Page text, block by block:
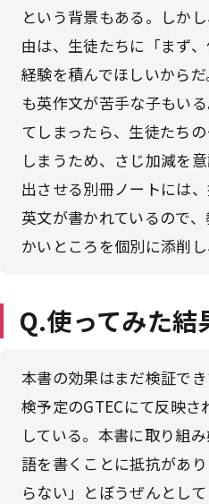
という背景もある。しか
由は、生徒たちに「まず
経験を積んでほしいから
も英作文が苦手な子もい
てしまったら、生徒たち
しまうため、さじ加減を
出させる別冊ノートには
英文が書かれているので
かいところを個別に添削し
Q.使ってみた結
本書の効果はまだ検証で
検予定のGTECにて反映
している。本書に取り組
語を書くことに抵抗があ
らない」とぼうぜんとし